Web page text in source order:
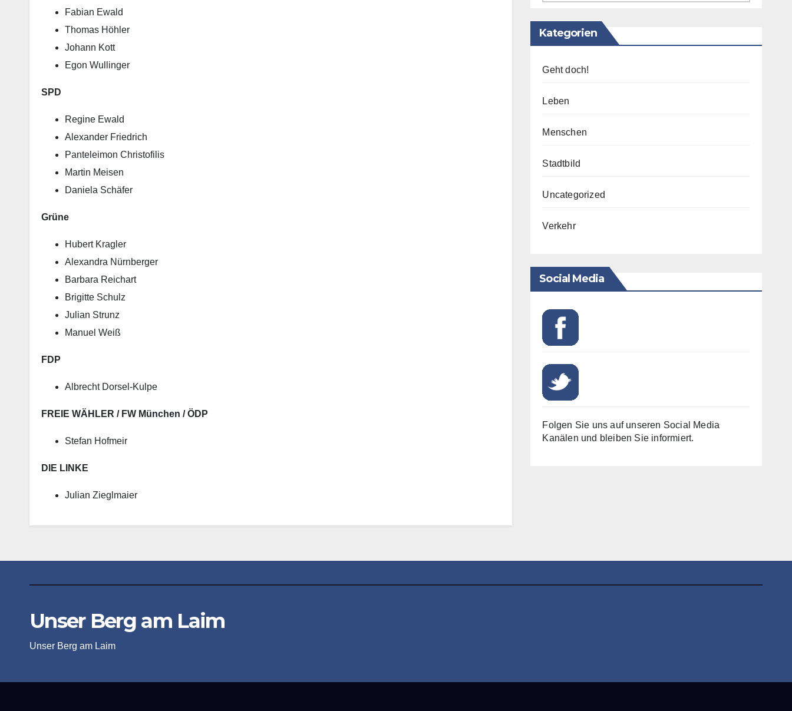
Fabian Ewald
Thomas Höhler
Johann Kott
Egon Wullinger
SPD
Regine Ewald
Alexander Friedrich
Panteleimon Christofilis
Martin Meisen
Daniela Schäfer
Grüne
Hubert Kragler
Alexandra Nürnberger
Barbara Reichart
Brigitte Schulz
Julian Strunz
Manuel Weiß
FDP
Albrecht Dorsel-Kulpe
FREIE WÄHLER / FW München / ÖDP
Stefan Hofmeir
DIE LINKE
Julian Zieglmaier
Kategorien
Geht doch!
Leben
Menschen
Stadtbild
Uncategorized
Verkehr
Social Media
Folgen Sie uns auf unseren Social Media
Kanälen und bleiben Sie informiert.
Unser Berg am Laim
Unser Berg am Laim